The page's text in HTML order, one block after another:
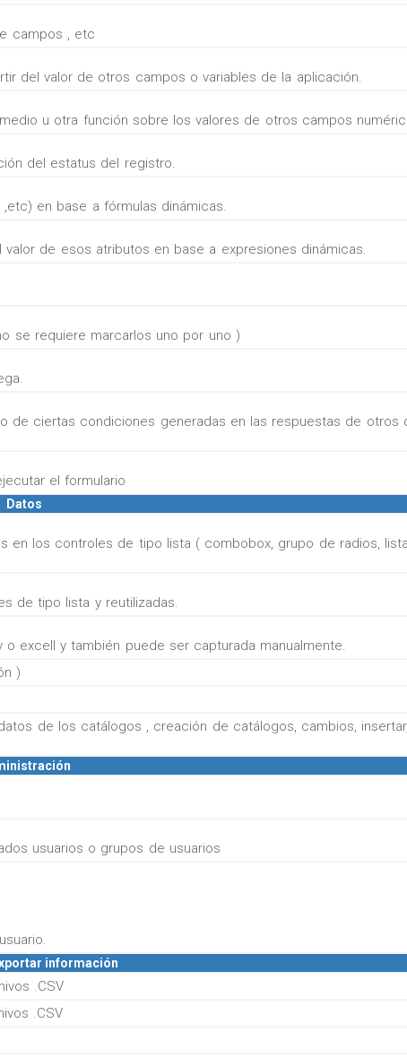
campos , etc
del valor de otros campos o variables de la aplicación.
u otra función sobre los valores de otros campos
del estatus del registro.
en base a fórmulas dinámicas.
de esos atributos en base a expresiones dinámicas.
se requiere marcarlos uno por uno )
de ciertas condiciones generadas en las respuestas de otros
el formulario
Datos
los controles de tipo lista ( combobox, grupo de radios,
de tipo lista y reutilizadas.
excell y también puede ser capturada manualmente.
)
de los catálogos , creación de catálogos, cambios,
usuarios o grupos de usuarios
información
.CSV
.CSV